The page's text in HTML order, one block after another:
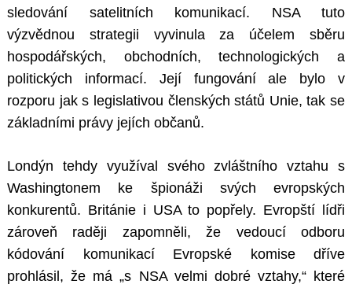
sledování satelitních komunikací. NSA tuto
výzvědnou strategii vyvinula za účelem sběru
hospodářských, obchodních, technologických a
politických informací. Její fungování ale bylo v
rozporu jak s legislativou členských států Unie, tak se
základními právy jejích občanů.
Londýn tehdy využíval svého zvláštního vztahu s
Washingtonem ke špionáži svých evropských
konkurentů. Británie i USA to popřely. Evropští lídři
zároveň raději zapomněli, že vedoucí odboru
kódování komunikací Evropské komise dříve
prohlásil, že má „s NSA velmi dobré vztahy,“ které